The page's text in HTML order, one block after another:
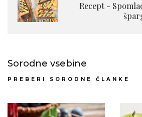
Recept -
Sorodne vsebine
PREBERI SORODNE ČLANKE